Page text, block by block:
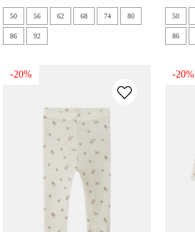
50 56 62 68 74 80
86 92
50
86
-20% -20%